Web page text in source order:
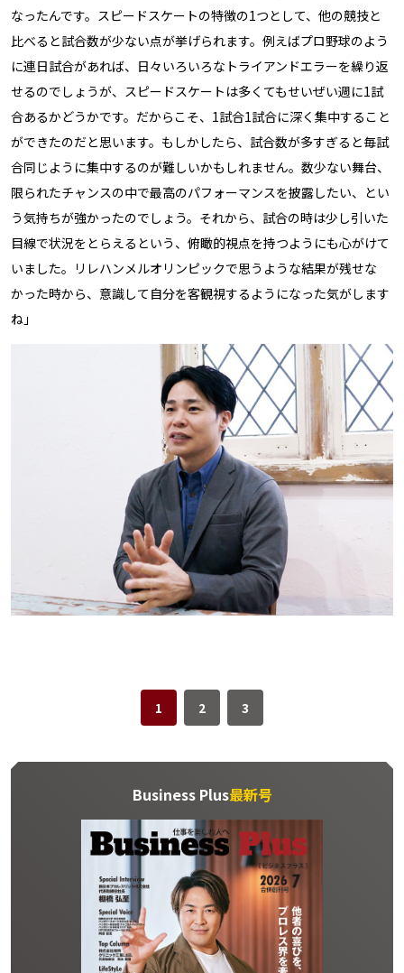
なったんです。スピードスケートの特徴の1つとして、他の競技と
比べると試合数が少ない点が挙げられます。例えばプロ野球のよう
に連日試合があれば、日々いろいろなトライアンドエラーを繰り返
せるのでしょうが、スピードスケートは多くてもせいぜい週に1試
合あるかどうかです。だからこそ、1試合1試合に深く集中すること
ができたのだと思います。もしかしたら、試合数が多すぎると毎試
合同じように集中するのが難しいかもしれません。数少ない舞台、
限られたチャンスの中で最高のパフォーマンスを披露したい、とい
う気持ちが強かったのでしょう。それから、試合の時は少し引いた
目線で状況をとらえるという、俯瞰的視点を持つようにも心がけて
いました。リレハンメルオリンピックで思うような結果が残せな
かった時から、意識して自分を客観視するようになった気がします
ね」
1 2 3
Business Plus最新号